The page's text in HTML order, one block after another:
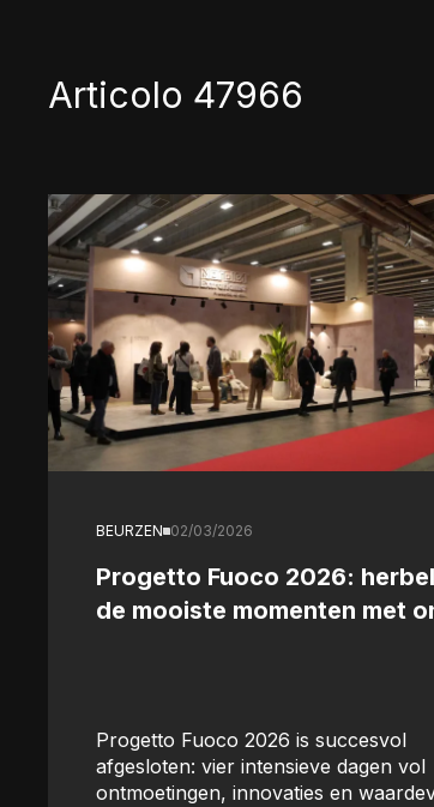
Articolo 47966
BEURZEN 02/03/2026
Progetto Fuoco 2026:
de mooiste momenten met
Progetto Fuoco 2026 is succesvol
afgesloten: vier intensieve dagen vol
ontmoetingen, innovaties en